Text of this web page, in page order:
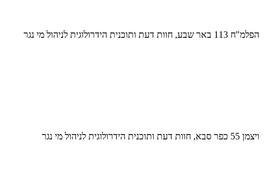
הפלמ"ח 113 באר שבע, חוות דעת ותוכנית הידרולוגית לניהול מי נגר
ויצמן 55 כפר סבא, חוות דעת ותוכנית הידרולוגית לניהול מי נגר